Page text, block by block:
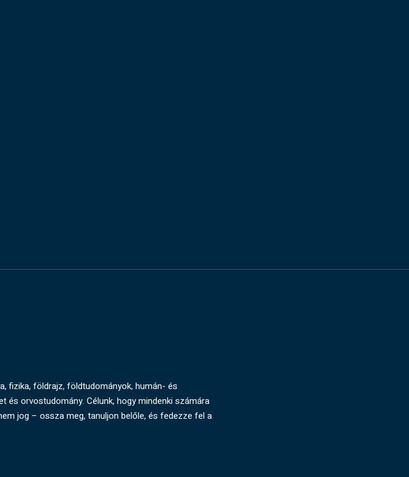
fizika, földrajz, földtudományok, humán- és
és orvostudomány. Célunk, hogy mindenki számára
jog – ossza meg, tanuljon belőle, és fedezze fel a